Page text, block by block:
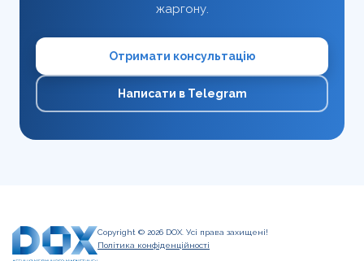
жаргону.
Отримати консультацію
Написати в Telegram
Copyright © 2026 DOX. Усі права захищені!
Політика конфіденційності